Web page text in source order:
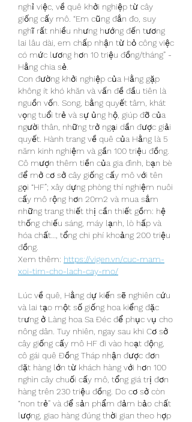
nghỉ việc, về quê khởi nghiệp từ cây
giống cấy mô. “Em cũng đắn đo, suy
nghĩ rất nhiều nhưng hướng đến tương
lai lâu dài, em chấp nhận từ bỏ công việc
có mức lương hơn 10 triệu đồng/tháng” -
Hằng chia sẻ.
Con đường khởi nghiệp của Hằng gặp
không ít khó khăn và vấn đề đầu tiên là
nguồn vốn. Song, bằng quyết tâm, khát
vọng tuổi trẻ và sự ủng hộ, giúp đỡ của
người thân, những trở ngại dần được giải
quyết. Hành trang về quê của Hằng là 5
năm kinh nghiệm và gần 100 triệu đồng.
Cô mượn thêm tiền của gia đình, bạn bè
để mở cơ sở cây giống cấy mô với tên
gọi “HF”; xây dựng phòng thí nghiệm nuôi
cấy mô rộng hơn 20m2 và mua sắm
những trang thiết thị cần thiết gồm: hệ
thống chiếu sáng, máy lạnh, lò hấp và
hóa chất…, tổng chi phí khoảng 200 triệu
đồng.
Xem thêm: https://vigen.vn/cuc-mam-
xoi-tim-cho-lach-cay-mo/
Lúc về quê, Hằng dự kiến sẽ nghiên cứu
và lai tạo một số giống hoa kiểng đặc
trưng ở Làng hoa Sa Đéc để phục vụ cho
nông dân. Tuy nhiên, ngay sau khi Cơ sở
cây giống cấy mô HF đi vào hoạt động,
cô gái quê Đồng Tháp nhận được đơn
đặt hàng lớn từ khách hàng với hơn 100
nghìn cây chuối cấy mô, tổng giá trị đơn
hàng trên 230 triệu đồng. Do cơ sở còn
“non trẻ” và để sản phẩm đảm bảo chất
lượng, giao hàng đúng thời gian theo hợp